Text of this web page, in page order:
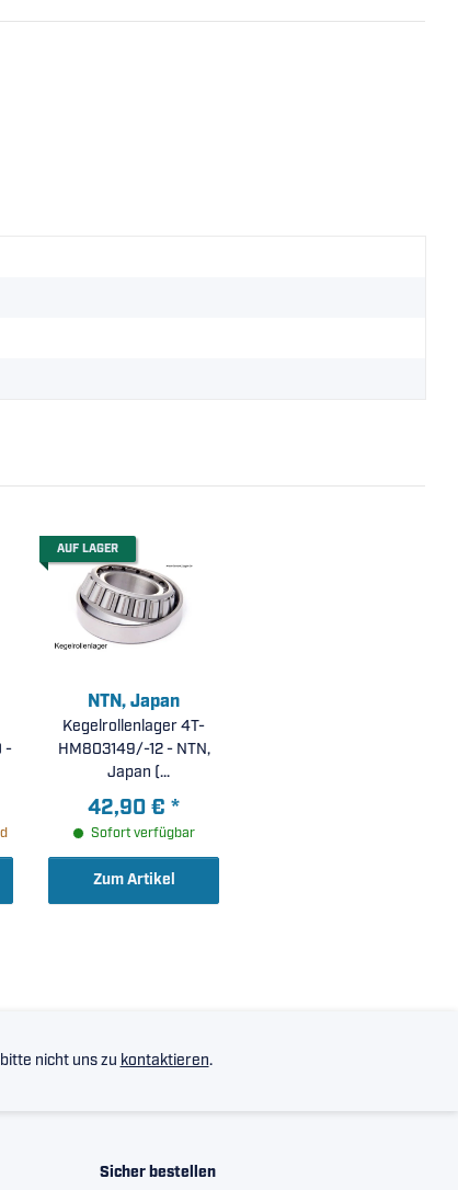
-
AUF LAGER
NTN, Japan
Kegelrollenlager 4T-
HM803149/-12 - NTN,
Japan (
44,45x92,075x30,162mm
)
42,90 € *
Sofort verfügbar
Zum Artikel
nicht uns zu kontaktieren.
Sicher bestellen